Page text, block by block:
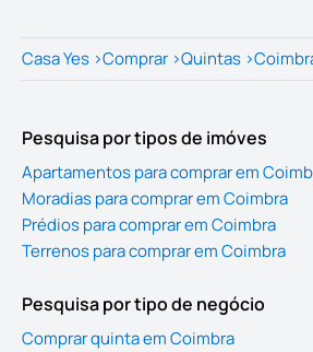
Casa Yes >Comprar >Quintas >
Pesquisa por tipos de imóves
Apartamentos para comprar em
Moradias para comprar em Coimbra
Prédios para comprar em Coimbra
Terrenos para comprar em Coimbra
Pesquisa por tipo de negócio
Comprar quinta em Coimbra